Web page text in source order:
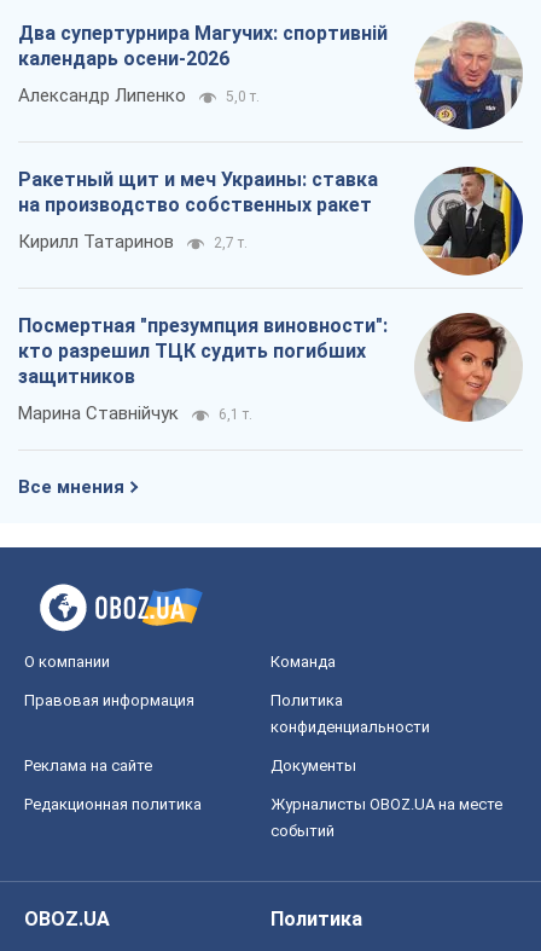
Два супертурнира Магучих: спортивній
календарь осени-2026
Александр Липенко 5,0 т.
Ракетный щит и меч Украины: ставка
на производство собственных ракет
Кирилл Татаринов 2,7 т.
Посмертная "презумпция виновности":
кто разрешил ТЦК судить погибших
защитников
Марина Ставнійчук 6,1 т.
Все мнения
О компании Команда
Правовая информация
Политика
конфиденциальности
Реклама на сайте Документы
Редакционная политика
Журналисты OBOZ.UA на месте
событий
OBOZ.UA
Политика